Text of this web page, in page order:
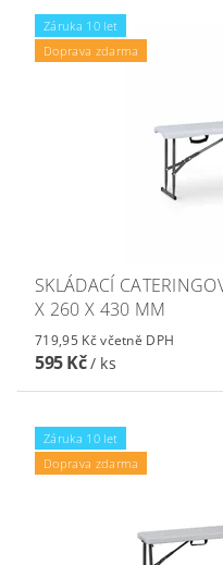
Záruka 10 let
Doprava zdarma
SKLÁDACÍ
X 260 X 430 MM
719,95 Kč včetně DPH
595 Kč/ ks
Záruka 10 let
Doprava zdarma